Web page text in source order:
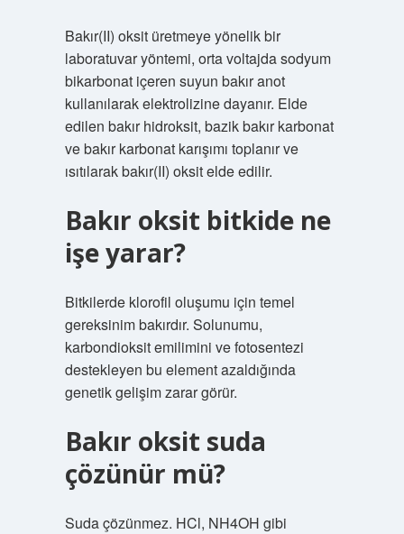
Bakır(II) oksit üretmeye yönelik bir
laboratuvar yöntemi, orta voltajda sodyum
bikarbonat içeren suyun bakır anot
kullanılarak elektrolizine dayanır. Elde
edilen bakır hidroksit, bazik bakır karbonat
ve bakır karbonat karışımı toplanır ve
ısıtılarak bakır(II) oksit elde edilir.
Bakır oksit bitkide ne
işe yarar?
Bitkilerde klorofil oluşumu için temel
gereksinim bakırdır. Solunumu,
karbondioksit emilimini ve fotosentezi
destekleyen bu element azaldığında
genetik gelişim zarar görür.
Bakır oksit suda
çözünür mü?
Suda çözünmez. HCl, NH4OH gibi